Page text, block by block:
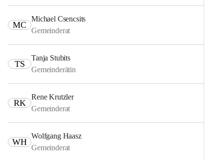
MC
Michael Csencsits
Gemeinderat
TS
Tanja Stubits
Gemeinderätin
RK
Rene Krutzler
Gemeinderat
WH
Wolfgang Haasz
Gemeinderat